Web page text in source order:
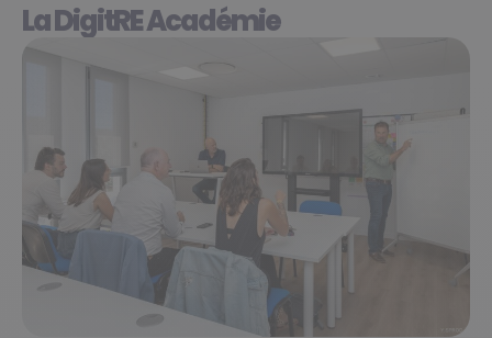
La DigitRE Académie